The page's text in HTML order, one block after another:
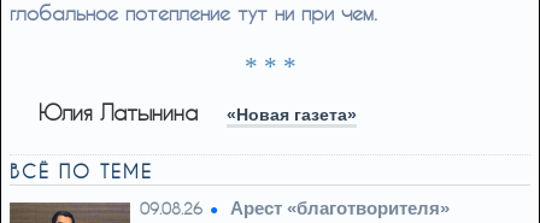
глобальное потепление тут ни при чем.
* * *
Юлия Латынина «Новая газета»
ВСЁ ПО ТЕМЕ
09.08.26 Арест «благотворителя»